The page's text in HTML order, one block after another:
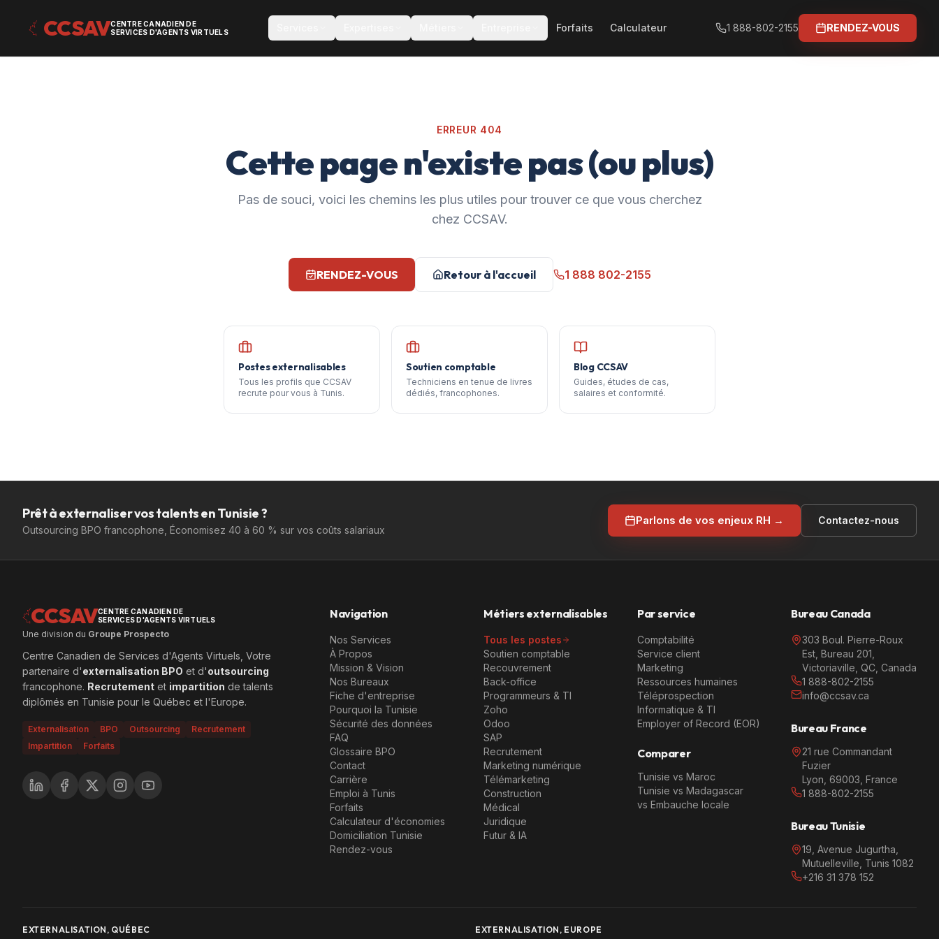
CCSAVCENTRE CANADIEN DE
SERVICES D'AGENTS VIRTUELS
Forfaits Calculateur 1 888-802-2155 RENDEZ-VOUS
ERREUR 404
Cette page n'existe pas (ou plus)
Pas de souci, voici les chemins les plus utiles pour trouver ce que vous cherchez
chez CCSAV.
RENDEZ-VOUS Retour à l'accueil 1 888 802-2155
Postes externalisables
Tous les profils que CCSAV
recrute pour vous à Tunis.
Soutien comptable
Techniciens en tenue de livres
dédiés, francophones.
Blog CCSAV
Guides, études de cas,
salaires et conformité.
Prêt à externaliser vos talents en Tunisie ?
Outsourcing BPO francophone, Économisez 40 à 60 % sur vos coûts salariaux
Parlons de vos enjeux RH → Contactez-nous
CCSAVCENTRE CANADIEN DE
SERVICES D'AGENTS VIRTUELS
Une division du Groupe Prospecto
Centre Canadien de Services d'Agents Virtuels, Votre
partenaire d'externalisation BPO et d'outsourcing
francophone. Recrutement et impartition de talents
diplômés en Tunisie pour le Québec et l'Europe.
Externalisation BPO Outsourcing
Recrutement
Impartition
Forfaits
Navigation
Nos Services
À Propos
Mission & Vision
Nos Bureaux
Fiche d'entreprise
Pourquoi la Tunisie
Sécurité des données
FAQ
Glossaire BPO
Contact
Carrière
Emploi à Tunis
Forfaits
Calculateur d'économies
Domiciliation Tunisie
Rendez-vous
Métiers externalisables
Tous les postes
Soutien comptable
Recouvrement
Back-office
Programmeurs & TI
Zoho
Odoo
SAP
Recrutement
Marketing numérique
Télémarketing
Construction
Médical
Juridique
Futur & IA
Par service
Comptabilité
Service client
Marketing
Ressources humaines
Téléprospection
Informatique & TI
Employer of Record (EOR)
Comparer
Tunisie vs Maroc
Tunisie vs Madagascar
vs Embauche locale
Bureau Canada
303 Boul. Pierre-Roux
Est, Bureau 201,
Victoriaville, QC, Canada
1 888-802-2155
info@ccsav.ca
Bureau France
21 rue Commandant
Fuzier
Lyon, 69003, France
1 888-802-2155
Bureau Tunisie
19, Avenue Jugurtha,
Mutuelleville, Tunis 1082
+216 31 378 152
EXTERNALISATION, QUÉBEC EXTERNALISATION, EUROPE